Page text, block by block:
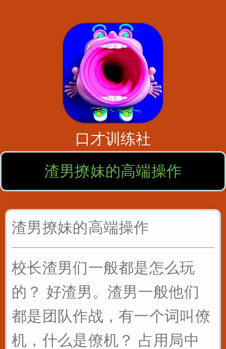
口才训练社
渣男撩妹的高端操作
渣男撩妹的高端操作
校长渣男们一般都是怎么玩
的？ 好渣男。渣男一般他们
都是团队作战，有一个词叫僚
机，什么是僚机？ 占用局中